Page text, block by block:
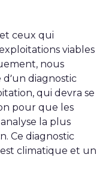
ceux qui
viables
nous
diagnostic
qui devra se
pour que les
la plus
Ce diagnostic
climatique et un